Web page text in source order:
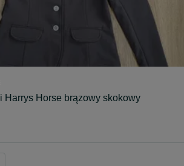
Harrys Horse brązowy skokowy